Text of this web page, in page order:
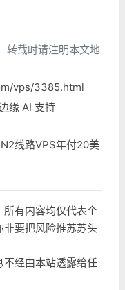
转载时请注明本文地
vps/3385.html
缘 AI 支持
线路VPS年付20美
有内容均仅代表个
非要把风险推苏苏头
经由本站透露给任